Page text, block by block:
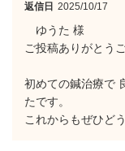
返信日 2025/10/17
ゆうた 様
ご投稿ありがとう
初めての鍼治療で
たです。
これからもぜひど